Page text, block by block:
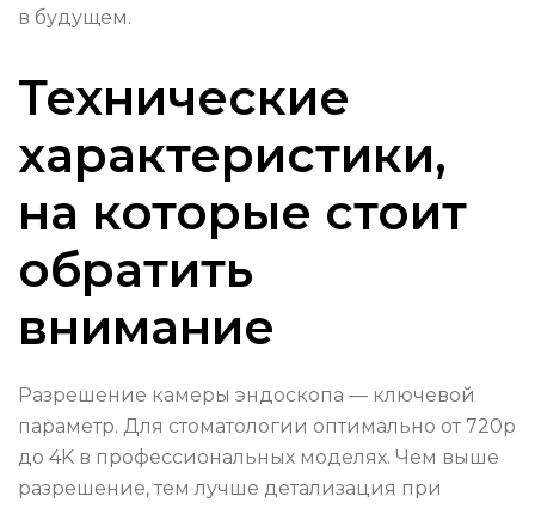
в будущем.
Технические
характеристики,
на которые стоит
обратить
внимание
Разрешение камеры эндоскопа — ключевой
параметр. Для стоматологии оптимально от 720p
до 4K в профессиональных моделях. Чем выше
разрешение, тем лучше детализация при